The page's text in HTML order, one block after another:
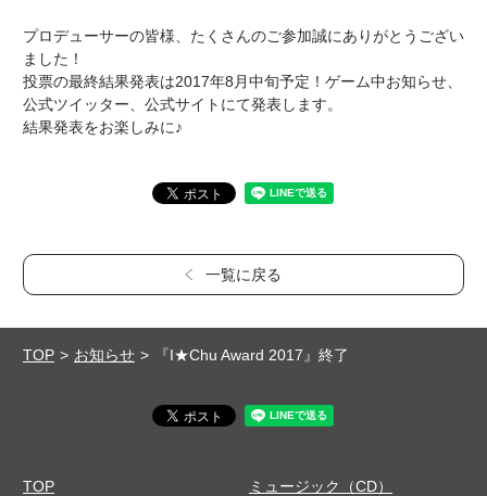
プロデューサーの皆様、たくさんのご参加誠にありがとうござい
ました！
投票の最終結果発表は2017年8月中旬予定！ゲーム中お知らせ、
公式ツイッター、公式サイトにて発表します。
結果発表をお楽しみに♪
一覧に戻る
TOP お知らせ 『I★Chu Award 2017』終了
TOP
ミュージック（CD）